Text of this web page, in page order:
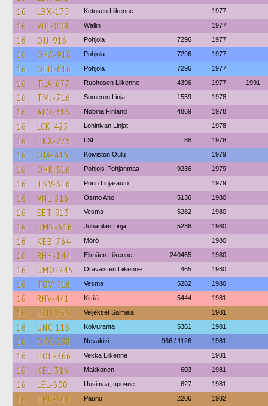
16 LBX-175 Ketosen Liikenne 1977
16 VHL-808 Wallin 1977
16 OJJ-916 Pohjola 7296 1977
16 OHA-916 Pohjola 7296 1977
16 OEH-616 Pohjola 7296 1977
16 TLA-677 Ruohosen Liikenne 4396 1977 1991
16 TMJ-716 Someron Linja 1559 1978
16 ALO-316 Nobina Finland 4869 1978
16 LCK-425 Lohinivan Linjat 1978
16 HKX-275 LSL 88 1978
16 OJA-416 Koiviston Oulu 1979
16 OHR-516 Pohjois-Pohjanmaa 9236 1979
16 TNV-616 Porin Linja-auto 1979
16 VNL-516 Osmo Aho 5136 1980
16 EET-913 Vesma 5282 1980
16 UMN-516 Juhanilan Linja 5236 1980
16 KEB-764 Mörö 1980
16 RHH-144 Elimäen Liikenne 240465 1980
16 UMO-245 Oravaisten Liikenne 465 1980
16 TOV-916 Vesma 5282 1980
16 RHV-441 Kittilä 5444 1981
16 LKH-356 Veljekset Salmela 1981
16 UNC-116 Koivuranta 5361 1981
16 OKC-298 Nevakivi 966 / 1126 1981
16 HOE-366 Vekka Liikenne 1981
16 KEL-316 Makkonen 603 1981
16 LEL-600 Uusimaa, прочие 627 1981
16 HPK-516 Paunu 2206 1982